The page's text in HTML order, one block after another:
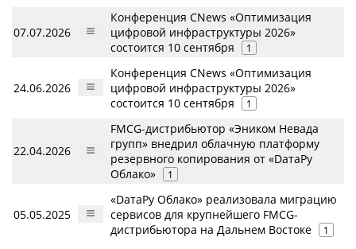
07.07.2026
Конференция CNews «Оптимизация
цифровой инфраструктуры 2026»
состоится 10 сентября
1
24.06.2026
Конференция CNews «Оптимизация
цифровой инфраструктуры 2026»
состоится 10 сентября
1
22.04.2026
FMCG-дистрибьютор «Эником Невада
групп» внедрил облачную платформу
резервного копирования от «DатаРу
Облако»
1
05.05.2025
«DатаРу Облако» реализовала миграцию
сервисов для крупнейшего FMCG-
дистрибьютора на Дальнем Востоке
1